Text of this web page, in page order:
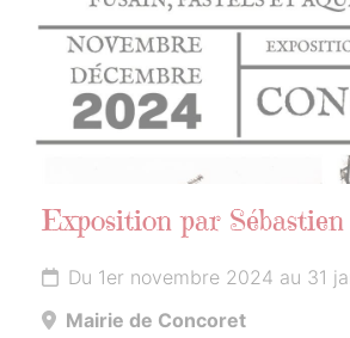
Exposition par
Du 1er novembre 2024 au 31
Mairie de Concoret